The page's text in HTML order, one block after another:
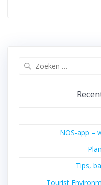
NOS-app –
Tips,
Tourist